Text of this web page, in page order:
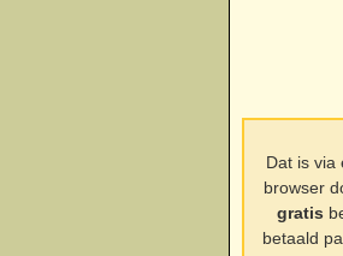
Dat is via
browser
gratis
betaald